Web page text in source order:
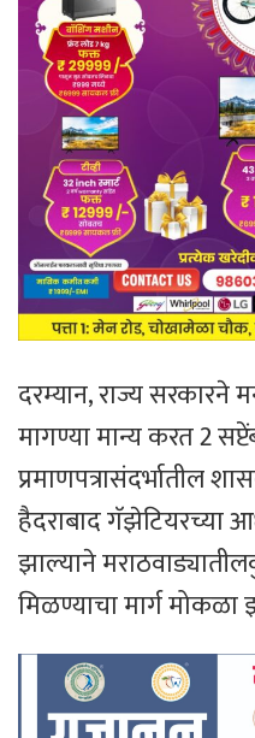
दरम्यान, राज्य सरकारने
मागण्या मान्य करत 2
प्रमाणपत्रासंदर्भातील
हैदराबाद गॅझेटियरच्या
झाल्याने
मिळण्याचा मार्ग